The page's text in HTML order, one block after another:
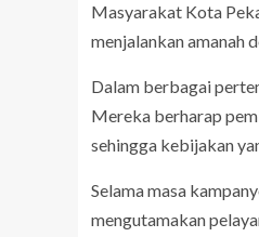
Masyarakat Kota
menjalankan amanah
Dalam berbagai
Mereka berharap
sehingga kebijakan
Selama masa
mengutamakan